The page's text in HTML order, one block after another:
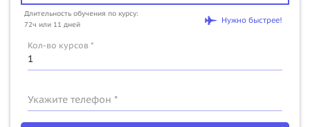
Длительность обучения по курсу:
72ч или 11 дней
Нужно быстрее!
Кол-во курсов *
Укажите телефон *